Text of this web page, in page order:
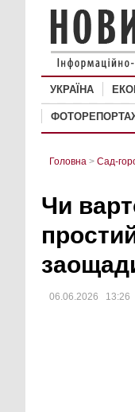
УКРАЇНА
Головна > Сад-
Чи
06.06.2026 13:26